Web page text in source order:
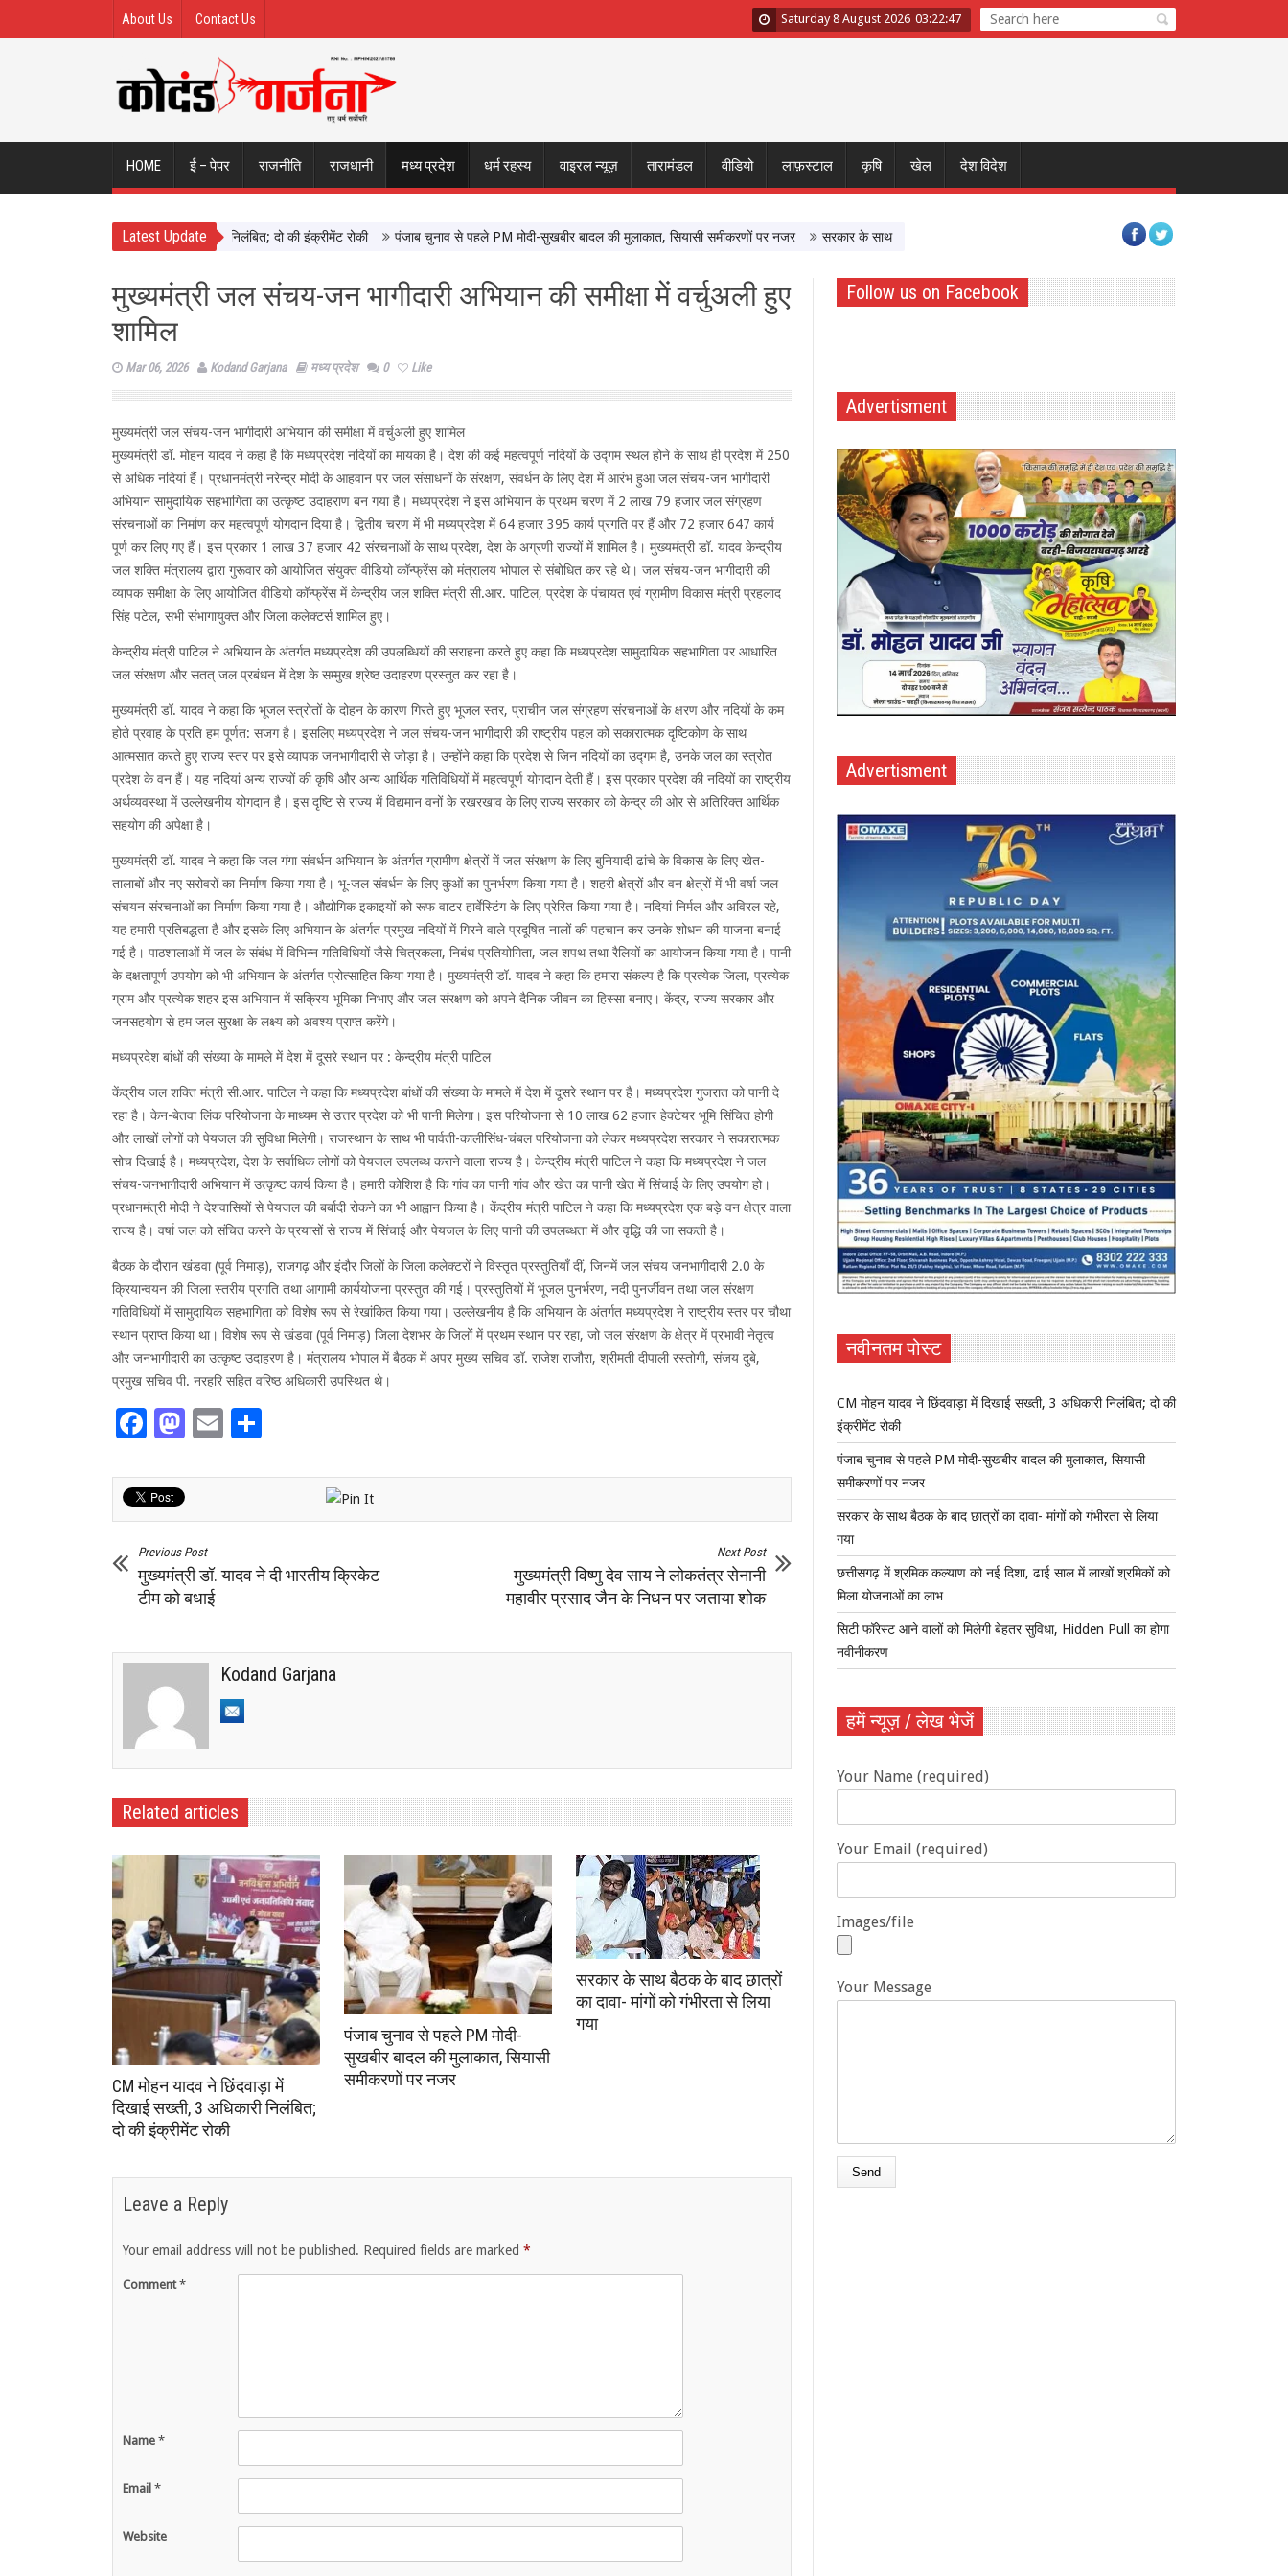
About Us Contact Us Saturday 8 August 2026 03:22:48
HOME ई – पेपर राजनीति राजधानी मध्य प्रदेश धर्म रहस्य वाइरल न्यूज़ तारामंडल वीडियो लाफ़स्टाल कृषि खेल देश विदेश
Latest Update
छिंदवाड़ा में दिखाई सख्ती, 3 अधिकारी निलंबित; दो की इंक्रीमेंट रोकी पंजाब चुनाव से पहले PM मोदी-सुखबीर बादल की मुलाकात, सियासी समीकरणों पर नजर सरकार के साथ बैठक के बाद छात्रों का दावा- मांगों को गंभीरता से लिया गया छत्तीसगढ़ में श्रमिक कल्याण
मुख्यमंत्री जल संचय-जन भागीदारी अभियान की समीक्षा में वर्चुअली हुए
शामिल
Mar 06, 2026 Kodand Garjana मध्य प्रदेश 0 Like
मुख्यमंत्री जल संचय-जन भागीदारी अभियान की समीक्षा में वर्चुअली हुए शामिल
मुख्यमंत्री डॉ. मोहन यादव ने कहा है कि मध्यप्रदेश नदियों का मायका है। देश की कई महत्वपूर्ण नदियों के उद्गम स्थल होने के साथ ही प्रदेश में 250
से अधिक नदियां हैं। प्रधानमंत्री नरेन्द्र मोदी के आहवान पर जल संसाधनों के संरक्षण, संवर्धन के लिए देश में आरंभ हुआ जल संचय-जन भागीदारी
अभियान सामुदायिक सहभागिता का उत्कृष्ट उदाहराण बन गया है। मध्यप्रदेश ने इस अभियान के प्रथम चरण में 2 लाख 79 हजार जल संग्रहण
संरचनाओं का निर्माण कर महत्वपूर्ण योगदान दिया है। द्वितीय चरण में भी मध्यप्रदेश में 64 हजार 395 कार्य प्रगति पर हैं और 72 हजार 647 कार्य
पूर्ण कर लिए गए हैं। इस प्रकार 1 लाख 37 हजार 42 संरचनाओं के साथ प्रदेश, देश के अग्रणी राज्यों में शामिल है। मुख्यमंत्री डॉ. यादव केन्द्रीय
जल शक्ति मंत्रालय द्वारा गुरूवार को आयोजित संयुक्त वीडियो कॉन्फ्रेंस को मंत्रालय भोपाल से संबोधित कर रहे थे। जल संचय-जन भागीदारी की
व्यापक समीक्षा के लिए आयोजित वीडियो कॉन्फ्रेंस में केन्द्रीय जल शक्ति मंत्री सी.आर. पाटिल, प्रदेश के पंचायत एवं ग्रामीण विकास मंत्री प्रहलाद
सिंह पटेल, सभी संभागायुक्त और जिला कलेक्टर्स शामिल हुए।
केन्द्रीय मंत्री पाटिल ने अभियान के अंतर्गत मध्यप्रदेश की उपलब्धियों की सराहना करते हुए कहा कि मध्यप्रदेश सामुदायिक सहभागिता पर आधारित
जल संरक्षण और सतत् जल प्रबंधन में देश के सम्मुख श्रेष्ठ उदाहरण प्रस्तुत कर रहा है।
मुख्यमंत्री डॉ. यादव ने कहा कि भूजल स्त्रोतों के दोहन के कारण गिरते हुए भूजल स्तर, प्राचीन जल संग्रहण संरचनाओं के क्षरण और नदियों के कम
होते प्रवाह के प्रति हम पूर्णत: सजग है। इसलिए मध्यप्रदेश ने जल संचय-जन भागीदारी की राष्ट्रीय पहल को सकारात्मक दृष्टिकोण के साथ
आत्मसात करते हुए राज्य स्तर पर इसे व्यापक जनभागीदारी से जोड़ा है। उन्होंने कहा कि प्रदेश से जिन नदियों का उद्गम है, उनके जल का स्त्रोत
प्रदेश के वन हैं। यह नदियां अन्य राज्यों की कृषि और अन्य आर्थिक गतिविधियों में महत्वपूर्ण योगदान देती हैं। इस प्रकार प्रदेश की नदियों का राष्ट्रीय
अर्थव्यवस्था में उल्लेखनीय योगदान है। इस दृष्टि से राज्य में विद्यमान वनों के रखरखाव के लिए राज्य सरकार को केन्द्र की ओर से अतिरिक्त आर्थिक
सहयोग की अपेक्षा है।
मुख्यमंत्री डॉ. यादव ने कहा कि जल गंगा संवर्धन अभियान के अंतर्गत ग्रामीण क्षेत्रों में जल संरक्षण के लिए बुनियादी ढांचे के विकास के लिए खेत-
तालाबों और नए सरोवरों का निर्माण किया गया है। भू-जल संवर्धन के लिए कुओं का पुनर्भरण किया गया है। शहरी क्षेत्रों और वन क्षेत्रों में भी वर्षा जल
संचयन संरचनाओं का निर्माण किया गया है। औद्योगिक इकाइयों को रूफ वाटर हार्वेस्टिंग के लिए प्रेरित किया गया है। नदियां निर्मल और अविरल रहे,
यह हमारी प्रतिबद्धता है और इसके लिए अभियान के अंतर्गत प्रमुख नदियों में गिरने वाले प्रदूषित नालों की पहचान कर उनके शोधन की याजना बनाई
गई है। पाठशालाओं में जल के संबंध में विभिन्न गतिविधियों जैसे चित्रकला, निबंध प्रतियोगिता, जल शपथ तथा रैलियों का आयोजन किया गया है। पानी
के दक्षतापूर्ण उपयोग को भी अभियान के अंतर्गत प्रोत्साहित किया गया है। मुख्यमंत्री डॉ. यादव ने कहा कि हमारा संकल्प है कि प्रत्येक जिला, प्रत्येक
ग्राम और प्रत्येक शहर इस अभियान में सक्रिय भूमिका निभाए और जल संरक्षण को अपने दैनिक जीवन का हिस्सा बनाए। केंद्र, राज्य सरकार और
जनसहयोग से हम जल सुरक्षा के लक्ष्य को अवश्य प्राप्त करेंगे।
मध्यप्रदेश बांधों की संख्या के मामले में देश में दूसरे स्थान पर : केन्द्रीय मंत्री पाटिल
केंद्रीय जल शक्ति मंत्री सी.आर. पाटिल ने कहा कि मध्यप्रदेश बांधों की संख्या के मामले में देश में दूसरे स्थान पर है। मध्यप्रदेश गुजरात को पानी दे
रहा है। केन-बेतवा लिंक परियोजना के माध्यम से उत्तर प्रदेश को भी पानी मिलेगा। इस परियोजना से 10 लाख 62 हजार हेक्टेयर भूमि सिंचित होगी
और लाखों लोगों को पेयजल की सुविधा मिलेगी। राजस्थान के साथ भी पार्वती-कालीसिंध-चंबल परियोजना को लेकर मध्यप्रदेश सरकार ने सकारात्मक
सोच दिखाई है। मध्यप्रदेश, देश के सर्वाधिक लोगों को पेयजल उपलब्ध कराने वाला राज्य है। केन्द्रीय मंत्री पाटिल ने कहा कि मध्यप्रदेश ने जल
संचय-जनभागीदारी अभियान में उत्कृष्ट कार्य किया है। हमारी कोशिश है कि गांव का पानी गांव और खेत का पानी खेत में सिंचाई के लिए उपयोग हो।
प्रधानमंत्री मोदी ने देशवासियों से पेयजल की बर्बादी रोकने का भी आह्वान किया है। केंद्रीय मंत्री पाटिल ने कहा कि मध्यप्रदेश एक बड़े वन क्षेत्र वाला
राज्य है। वर्षा जल को संचित करने के प्रयासों से राज्य में सिंचाई और पेयजल के लिए पानी की उपलब्धता में और वृद्धि की जा सकती है।
बैठक के दौरान खंडवा (पूर्व निमाड़), राजगढ़ और इंदौर जिलों के जिला कलेक्टरों ने विस्तृत प्रस्तुतियाँ दीं, जिनमें जल संचय जनभागीदारी 2.0 के
क्रियान्वयन की जिला स्तरीय प्रगति तथा आगामी कार्ययोजना प्रस्तुत की गई। प्रस्तुतियों में भूजल पुनर्भरण, नदी पुनर्जीवन तथा जल संरक्षण
गतिविधियों में सामुदायिक सहभागिता को विशेष रूप से रेखांकित किया गया। उल्लेखनीय है कि अभियान के अंतर्गत मध्यप्रदेश ने राष्ट्रीय स्तर पर चौथा
स्थान प्राप्त किया था। विशेष रूप से खंडवा (पूर्व निमाड़) जिला देशभर के जिलों में प्रथम स्थान पर रहा, जो जल संरक्षण के क्षेत्र में प्रभावी नेतृत्व
और जनभागीदारी का उत्कृष्ट उदाहरण है। मंत्रालय भोपाल में बैठक में अपर मुख्य सचिव डॉ. राजेश राजौरा, श्रीमती दीपाली रस्तोगी, संजय दुबे,
प्रमुख सचिव पी. नरहरि सहित वरिष्ठ अधिकारी उपस्थित थे।
Facebook
Mastodon
Email
Previous Post
मुख्यमंत्री डॉ. यादव ने दी भारतीय क्रिकेट
टीम को बधाई
Next Post
मुख्यमंत्री विष्णु देव साय ने लोकतंत्र सेनानी
महावीर प्रसाद जैन के निधन पर जताया शोक
Kodand Garjana
Related articles
CM मोहन यादव ने छिंदवाड़ा में
दिखाई सख्ती, 3 अधिकारी निलंबित;
दो की इंक्रीमेंट रोकी
पंजाब चुनाव से पहले PM मोदी-
सुखबीर बादल की मुलाकात, सियासी
समीकरणों पर नजर
सरकार के साथ बैठक के बाद छात्रों
का दावा- मांगों को गंभीरता से लिया
गया
Leave a Reply
Your email address will not be published. Required fields are marked *
Comment*
Name *
Email *
Website
Follow us on Facebook
Advertisment
Advertisment
नवीनतम पोस्ट
CM मोहन यादव ने छिंदवाड़ा में दिखाई सख्ती, 3 अधिकारी निलंबित; दो की
इंक्रीमेंट रोकी
पंजाब चुनाव से पहले PM मोदी-सुखबीर बादल की मुलाकात, सियासी
समीकरणों पर नजर
सरकार के साथ बैठक के बाद छात्रों का दावा- मांगों को गंभीरता से लिया
गया
छत्तीसगढ़ में श्रमिक कल्याण को नई दिशा, ढाई साल में लाखों श्रमिकों को
मिला योजनाओं का लाभ
सिटी फॉरेस्ट आने वालों को मिलेगी बेहतर सुविधा, Hidden Pull का होगा
नवीनीकरण
हमें न्यूज़ / लेख भेजें
Your Name (required)
Your Email (required)
Images/file
Your Message